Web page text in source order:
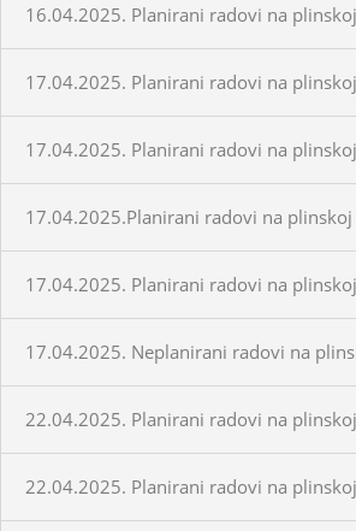
16.04.2025. Planirani radovi na
17.04.2025. Planirani radovi na
17.04.2025. Planirani radovi na
17.04.2025.Planirani radovi na
17.04.2025. Planirani radovi na
17.04.2025. Neplanirani radovi na
22.04.2025. Planirani radovi na
22.04.2025. Planirani radovi na